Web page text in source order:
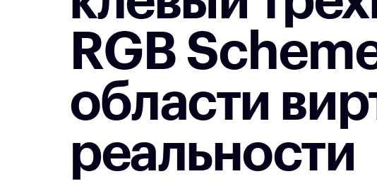
RGB
области
реальности